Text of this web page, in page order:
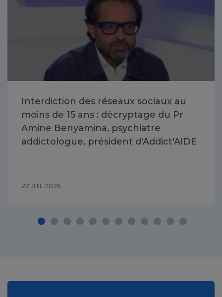
Interdiction des réseaux sociaux au
moins de 15 ans : décryptage du Pr
Amine Benyamina, psychiatre
addictologue, président d'Addict'AIDE
22 JUIL 2026